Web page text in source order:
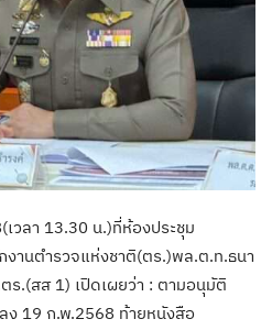
วลา 13.30 น.)ที่ห้องประชุม
านตำรวจแห่งชาติ(ตร.)พล.ต.ท.ธนา
.(สส 1) เปิดเผยว่า : ตามอนุมัติ
ง 19 ก.พ.2568 ท้ายหนังสือ